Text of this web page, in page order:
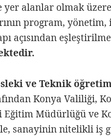
yer alanlar olmak
program, yönetim,
açısından
ve Teknik
Konya Valiliği,
Müdürlüğü ve
sanayinin nitelikli iş